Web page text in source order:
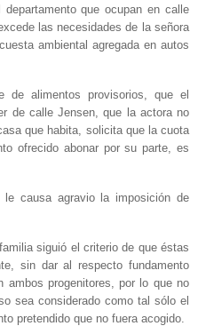
que ocupan en calle
las necesidades de la señora
ambiental agregada en autos
de alimentos provisorios, que el
de calle Jensen, que la actora no
que habita, solicita que la cuota
ofrecido abonar por su parte, es
causa agravio la imposición de
siguió el criterio de que éstas
sin dar al respecto fundamento
ambos progenitores, por lo que no
sea considerado como tal sólo el
pretendido que no fuera acogido.